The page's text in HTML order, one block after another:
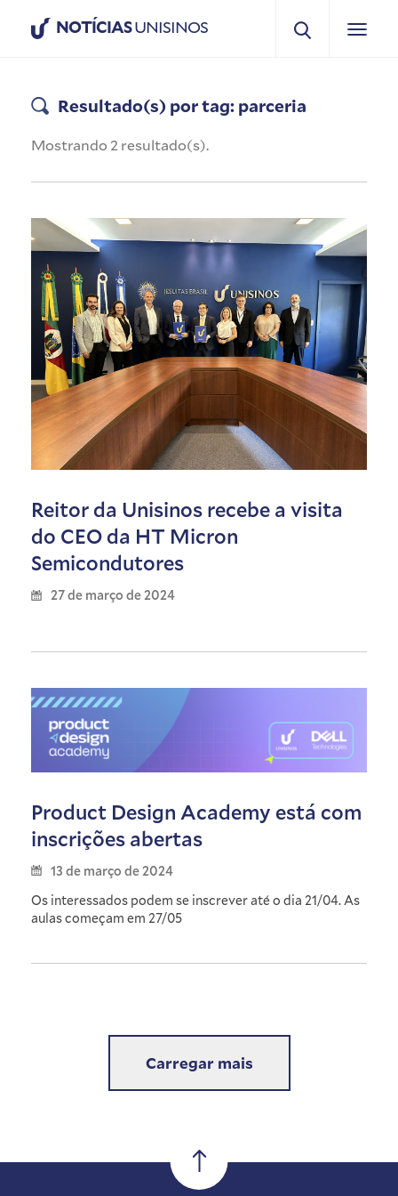
NOTÍCIASUNISINOS
Resultado(s) por tag: parceria
Mostrando 2 resultado(s).
Reitor da Unisinos recebe a visita
do CEO da HT Micron
Semicondutores
27 de março de 2024
Product Design Academy está com
inscrições abertas
13 de março de 2024
Os interessados podem se inscrever até o dia 21/04. As
aulas começam em 27/05
Carregar mais